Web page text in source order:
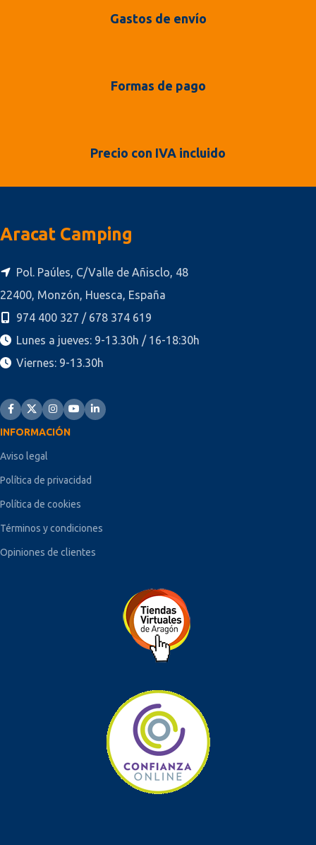
Gastos de envío
Formas de pago
Precio con IVA incluido
Aracat Camping
Pol. Paúles, C/Valle de Añisclo, 48
22400, Monzón, Huesca, España
974 400 327 / 678 374 619
Lunes a jueves: 9-13.30h / 16-18:30h
Viernes: 9-13.30h
INFORMACIÓN
Aviso legal
Política de privacidad
Política de cookies
Términos y condiciones
Opiniones de clientes